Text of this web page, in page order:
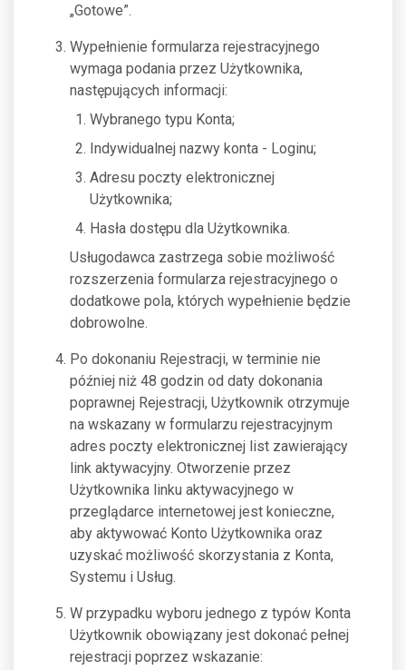
„Gotowe”.
Wypełnienie formularza rejestracyjnego
wymaga podania przez Użytkownika,
następujących informacji:
Wybranego typu Konta;
Indywidualnej nazwy konta - Loginu;
Adresu poczty elektronicznej
Użytkownika;
Hasła dostępu dla Użytkownika.
Usługodawca zastrzega sobie możliwość
rozszerzenia formularza rejestracyjnego o
dodatkowe pola, których wypełnienie będzie
dobrowolne.
Po dokonaniu Rejestracji, w terminie nie
później niż 48 godzin od daty dokonania
poprawnej Rejestracji, Użytkownik otrzymuje
na wskazany w formularzu rejestracyjnym
adres poczty elektronicznej list zawierający
link aktywacyjny. Otworzenie przez
Użytkownika linku aktywacyjnego w
przeglądarce internetowej jest konieczne,
aby aktywować Konto Użytkownika oraz
uzyskać możliwość skorzystania z Konta,
Systemu i Usług.
W przypadku wyboru jednego z typów Konta
Użytkownik obowiązany jest dokonać pełnej
rejestracji poprzez wskazanie: